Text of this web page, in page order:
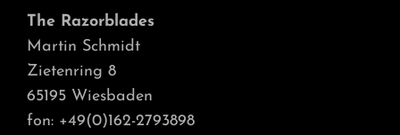
The Razorblades
Martin Schmidt
Zietenring 8
65195 Wiesbaden
fon: +49(0)162-2793898